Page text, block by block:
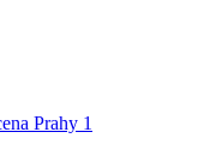
Prahy 1